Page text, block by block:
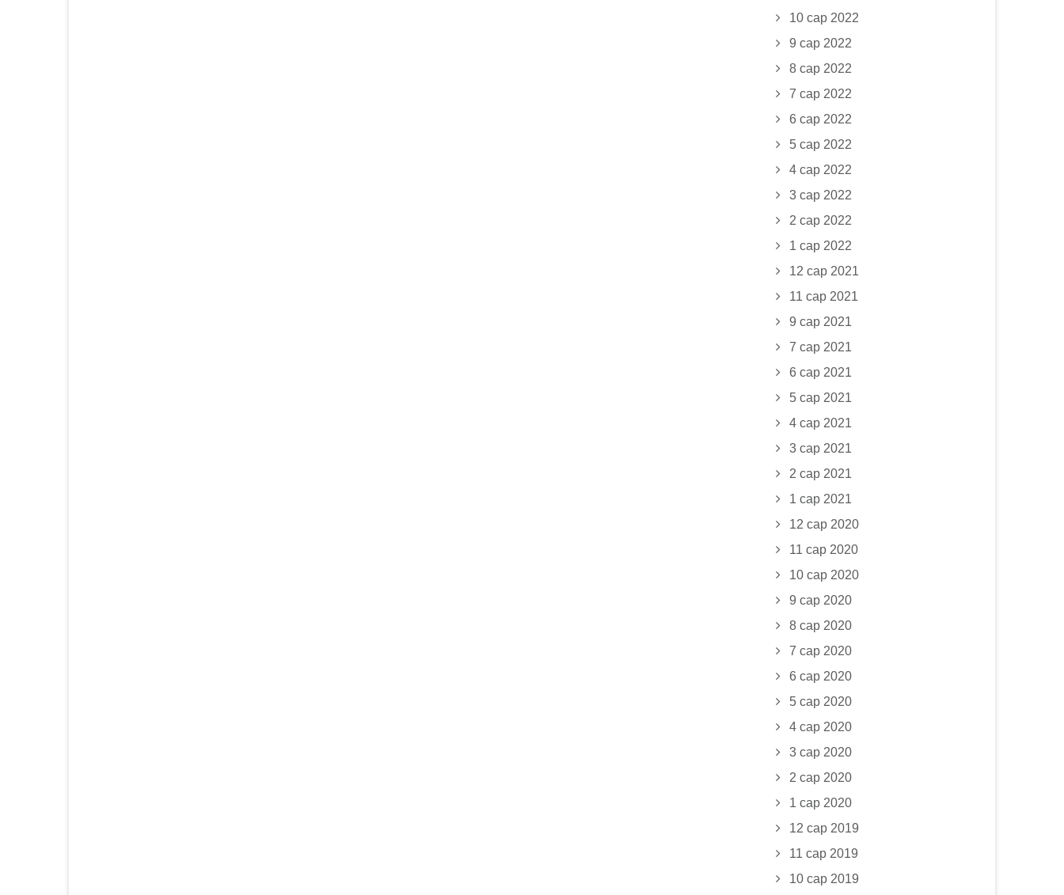
10 сар 2022
9 сар 2022
8 сар 2022
7 сар 2022
6 сар 2022
5 сар 2022
4 сар 2022
3 сар 2022
2 сар 2022
1 сар 2022
12 сар 2021
11 сар 2021
9 сар 2021
7 сар 2021
6 сар 2021
5 сар 2021
4 сар 2021
3 сар 2021
2 сар 2021
1 сар 2021
12 сар 2020
11 сар 2020
10 сар 2020
9 сар 2020
8 сар 2020
7 сар 2020
6 сар 2020
5 сар 2020
4 сар 2020
3 сар 2020
2 сар 2020
1 сар 2020
12 сар 2019
11 сар 2019
10 сар 2019